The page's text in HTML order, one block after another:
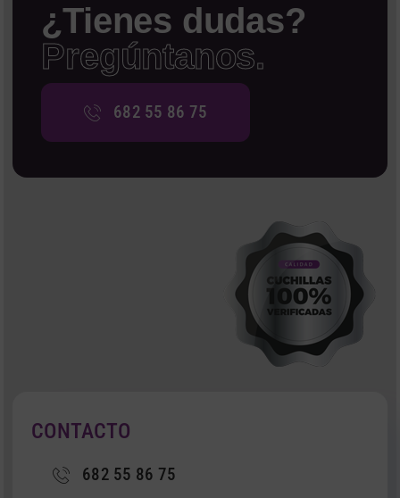
¿Tienes dudas?
Pregúntanos.
682 55 86 75
CONTACTO
682 55 86 75